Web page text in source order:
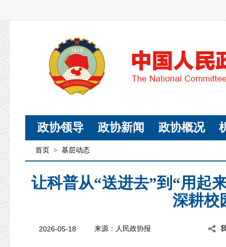
政协领导 政协新闻 政协概况
首页 > 基层动态
让科普从“送进去”到“用
深耕校
2026-05-18 来源：人民政协报